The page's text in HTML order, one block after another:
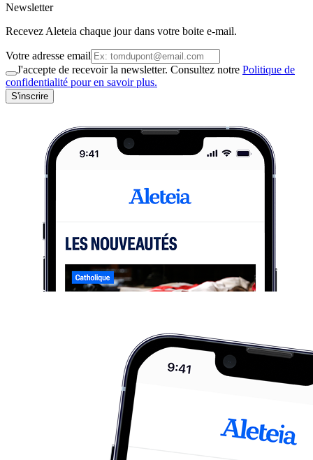
Newsletter
Recevez Aleteia chaque jour dans votre boite e-mail.
Votre adresse email
J'accepte de recevoir la newsletter. Consultez notre Politique de
confidentialité pour en savoir plus.
S'inscrire